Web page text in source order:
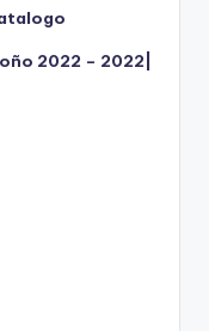
2022 – 2022|